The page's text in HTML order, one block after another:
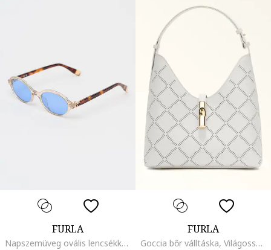
FURLA
Napszemüveg ovális lencsékkel, Halvány aranyszín
FURLA
Goccia bőr válltáska, Világosszürke/Sötétszürke